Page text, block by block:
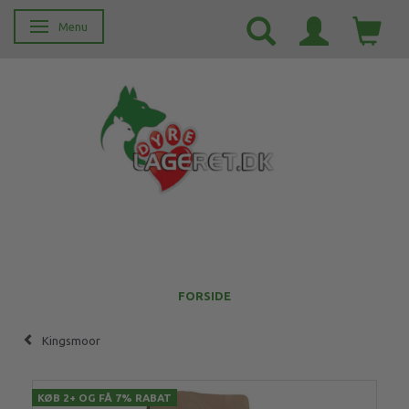
Skifte navigation
Menu
FORSIDE
Kingsmoor
KØB 2+ OG FÅ 7% RABAT